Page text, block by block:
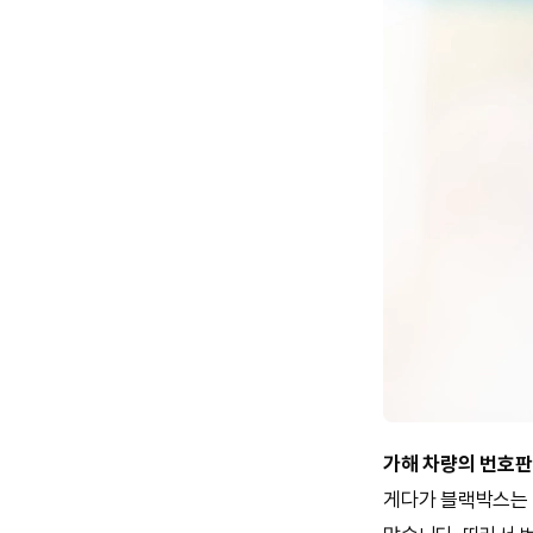
가해 차량의 번호
게다가 블랙박스